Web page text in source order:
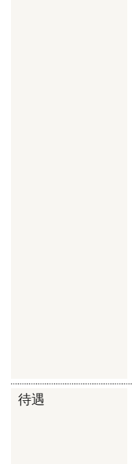
待遇